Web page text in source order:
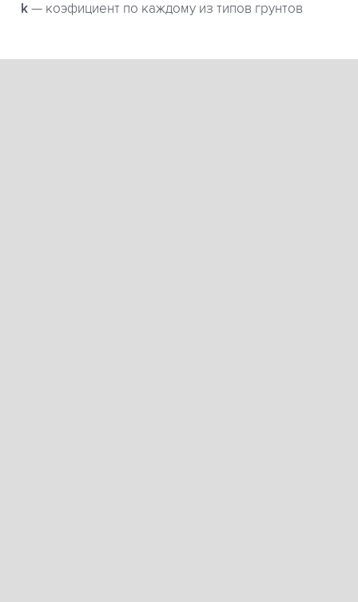
k — коэфициент по каждому из типов грунтов